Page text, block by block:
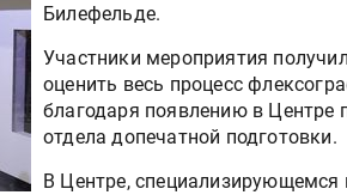
Билефельде.
Участники мероприятия
оценить весь процесс
благодаря появлению в Центре
отдела допечатной подготовки.
В Центре, специализирующемся